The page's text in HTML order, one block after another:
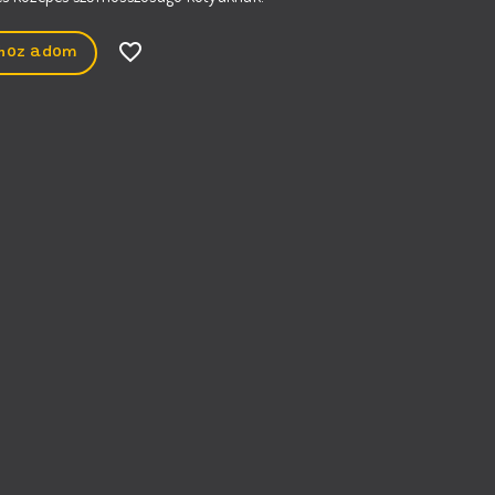
adom